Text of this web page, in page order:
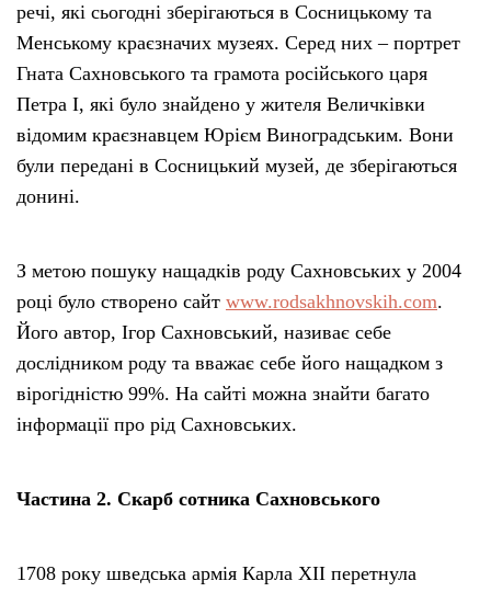
речі, які сьогодні зберігаються в Сосницькому та
Менському краєзначих музеях. Серед них – портрет
Гната Сахновського та грамота російського царя
Петра I, які було знайдено у жителя Величківки
відомим краєзнавцем Юрієм Виноградським. Вони
були передані в Сосницький музей, де зберігаються
донині.
З метою пошуку нащадків роду Сахновських у 2004
році було створено сайт www.rodsakhnovskih.com.
Його автор, Ігор Сахновський, називає себе
дослідником роду та вважає себе його нащадком з
вірогідністю 99%. На сайті можна знайти багато
інформації про рід Сахновських.
Частина 2. Скарб сотника Сахновського
1708 року шведська армія Карла XII перетнула